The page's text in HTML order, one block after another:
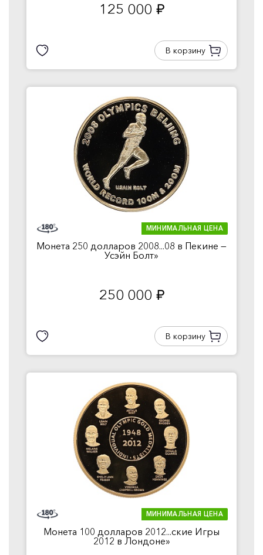
125 000 руб.
В корзину
МИНИМАЛЬНАЯ ЦЕНА
Монета 250 долларов 2008...08 в Пекине —
Усэйн Болт»
250 000 руб.
В корзину
МИНИМАЛЬНАЯ ЦЕНА
Монета 100 долларов 2012...ские Игры
2012 в Лондоне»